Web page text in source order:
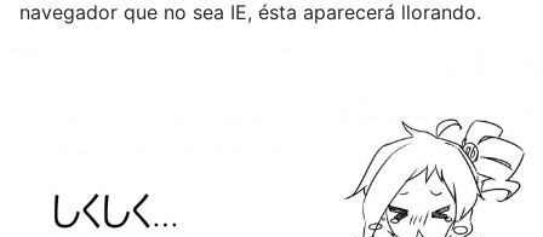
navegador que no sea IE, ésta aparecerá llorando.